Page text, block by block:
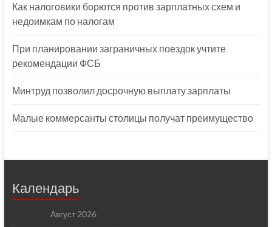
Как налоговики борются против зарплатных схем и
недоимкам по налогам
При планировании заграничных поездок учтите
рекомендации ФСБ
Минтруд позволил досрочную выплату зарплаты
Малые коммерсанты столицы получат преимущество
Календарь
Август 2026